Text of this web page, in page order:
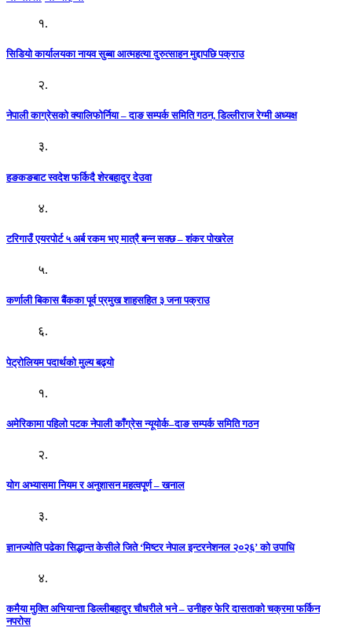
१.
सिडियो कार्यालयका नायव सुब्बा आत्महत्या दुरुत्साहन मुद्दापछि पक्राउ
२.
नेपाली काग्रेसको क्यालिफोर्निया – दाङ सम्पर्क समिति गठन, डिल्लीराज रेग्मी अध्यक्ष
३.
हङकङबाट स्वदेश फर्किदै शेरबहादुर देउवा
४.
टरिगाउँ एयरपोर्ट ५ अर्ब रकम भए मात्रै बन्न सक्छ – शंकर पोखरेल
५.
कर्णाली बिकास बैंकका पूर्व प्रमुख शाहसहित ३ जना पक्राउ
६.
पेट्रोलियम पदार्थको मुल्य बढ्याे
१.
अमेरिकामा पहिलो पटक नेपाली काँग्रेस न्यूयोर्क–दाङ सम्पर्क समिति गठन
२.
योग अभ्यासमा नियम र अनुशासन महत्वपूर्ण – खनाल
३.
ज्ञानज्योति पढेका सिद्धान्त केसीले जिते ‘मिष्टर नेपाल इन्टरनेशनल २०२६’ को उपाधि
४.
कमैया मुक्ति अभियान्ता डिल्लीबहादुर चौधरीले भने – उनीहरु फेरि दासताको चक्रमा फर्किन
नपरोस